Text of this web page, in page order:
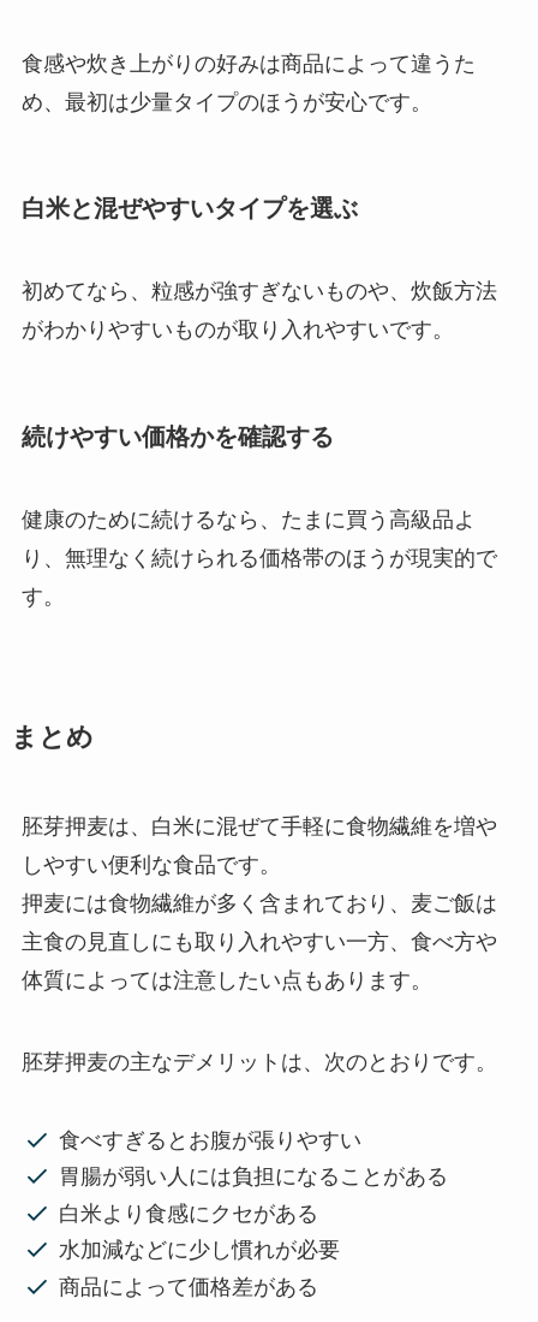
食感や炊き上がりの好みは商品によって違うた
め、最初は少量タイプのほうが安心です。
白米と混ぜやすいタイプを選ぶ
初めてなら、粒感が強すぎないものや、炊飯方法
がわかりやすいものが取り入れやすいです。
続けやすい価格かを確認する
健康のために続けるなら、たまに買う高級品よ
り、無理なく続けられる価格帯のほうが現実的で
す。
まとめ
胚芽押麦は、白米に混ぜて手軽に食物繊維を増や
しやすい便利な食品です。
押麦には食物繊維が多く含まれており、麦ご飯は
主食の見直しにも取り入れやすい一方、食べ方や
体質によっては注意したい点もあります。
胚芽押麦の主なデメリットは、次のとおりです。
食べすぎるとお腹が張りやすい
胃腸が弱い人には負担になることがある
白米より食感にクセがある
水加減などに少し慣れが必要
商品によって価格差がある